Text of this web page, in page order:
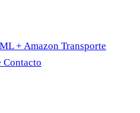
ML + Amazon Transporte
Contacto